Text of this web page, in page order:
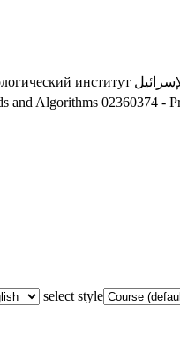
институт
and Algorithms 02360374 -
select style